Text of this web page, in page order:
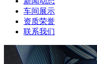
车间展示
资质荣誉
联系我们